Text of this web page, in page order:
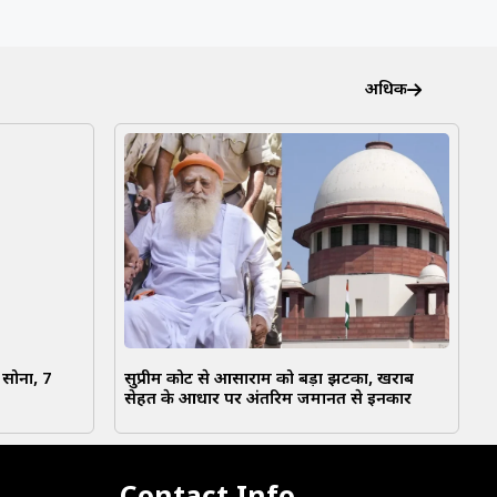
अधिक
7
सुप्रीम कोर्ट से आसाराम को बड़ा झटका, खराब
सेहत के आधार पर अंतरिम जमानत से इनकार